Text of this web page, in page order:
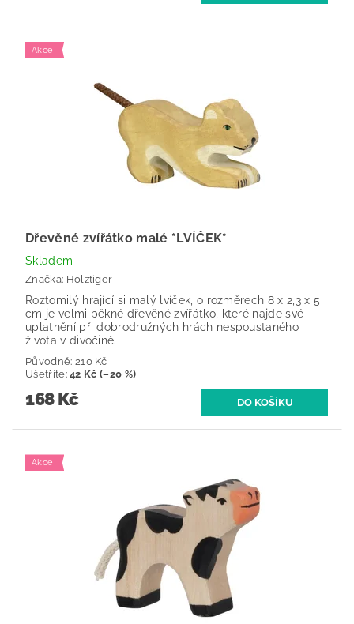
Akce
Dřevěné zvířátko malé *LVÍČEK*
Skladem
Značka: Holztiger
Roztomilý hrající si malý lvíček, o rozměrech 8 x 2,3 x 5
cm je velmi pěkné dřevěné zvířátko, které najde své
uplatnění při dobrodružných hrách nespoustaného
života v divočině.
Původně: 210 Kč
Ušetříte:42 Kč (–20 %)
168 Kč
Akce